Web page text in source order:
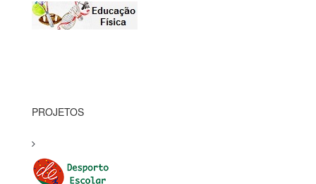
PROJETOS